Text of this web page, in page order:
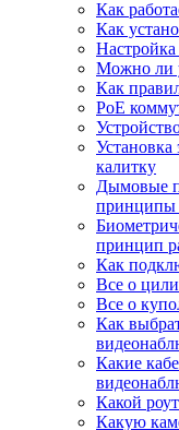
Как
Как
Настройка
Можно ли
Как
PoE
Установка
калитку
Дымовые
принципы
принцип
Как
Все о
Все о
Как
Какие
Какой
Какую